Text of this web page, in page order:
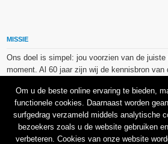
MISSIE
Ons doel is simpel: jou voorzien van de
moment. Al 60 jaar zijn wij de kennisbron van
De op dit platform gebruikte afbeeldingen,
vrij van rechten verkregen via de bron van
binnen de aan APR media (groep) of BU
de daarmee verkregen rechten aangekocht
Om u de beste online ervaring te bieden,
functionele cookies. Daarnaast worden
surfgedrag verzameld middels analytische
bezoekers zoals u de website gebruiken
verbeteren. Cookies van onze website